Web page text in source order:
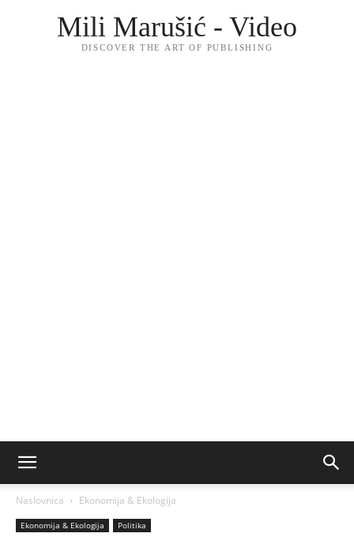
Mili Marušić - Video
DISCOVER THE ART OF PUBLISHING
Naslovnica Ekonomija & Ekologija
Ekonomija & Ekologija Politika